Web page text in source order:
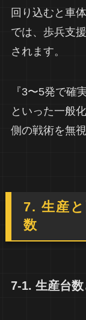
回り込むと車
では、歩兵支
されます。
『3〜5発で確
といった一般
側の戦術を無
7. 生産
数
7-1. 生産台